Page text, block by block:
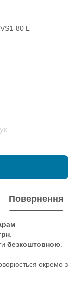
80 L
Повернення
безкоштовною
окремо з